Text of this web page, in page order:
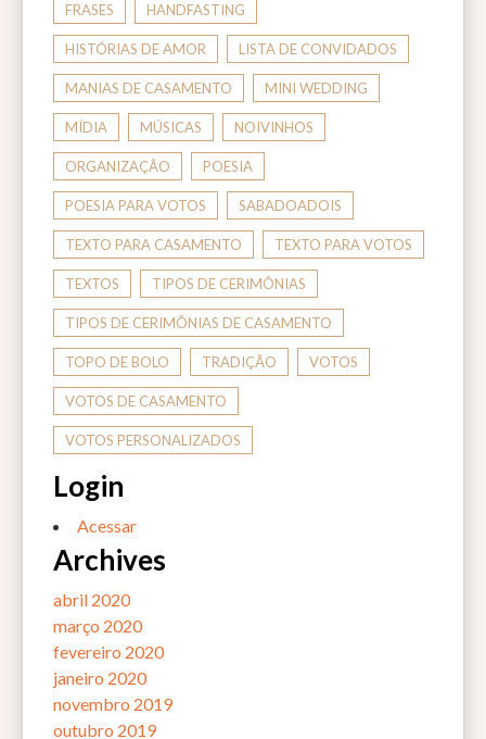
FRASES HANDFASTING
HISTÓRIAS DE AMOR LISTA DE CONVIDADOS
MANIAS DE CASAMENTO MINI WEDDING
MÍDIA MÚSICAS NOIVINHOS
ORGANIZAÇÃO POESIA
POESIA PARA VOTOS SABADOADOIS
TEXTO PARA CASAMENTO TEXTO PARA VOTOS
TEXTOS TIPOS DE CERIMÔNIAS
TIPOS DE CERIMÔNIAS DE CASAMENTO
TOPO DE BOLO TRADIÇÃO VOTOS
VOTOS DE CASAMENTO
VOTOS PERSONALIZADOS
Login
Acessar
Archives
abril 2020
março 2020
fevereiro 2020
janeiro 2020
novembro 2019
outubro 2019